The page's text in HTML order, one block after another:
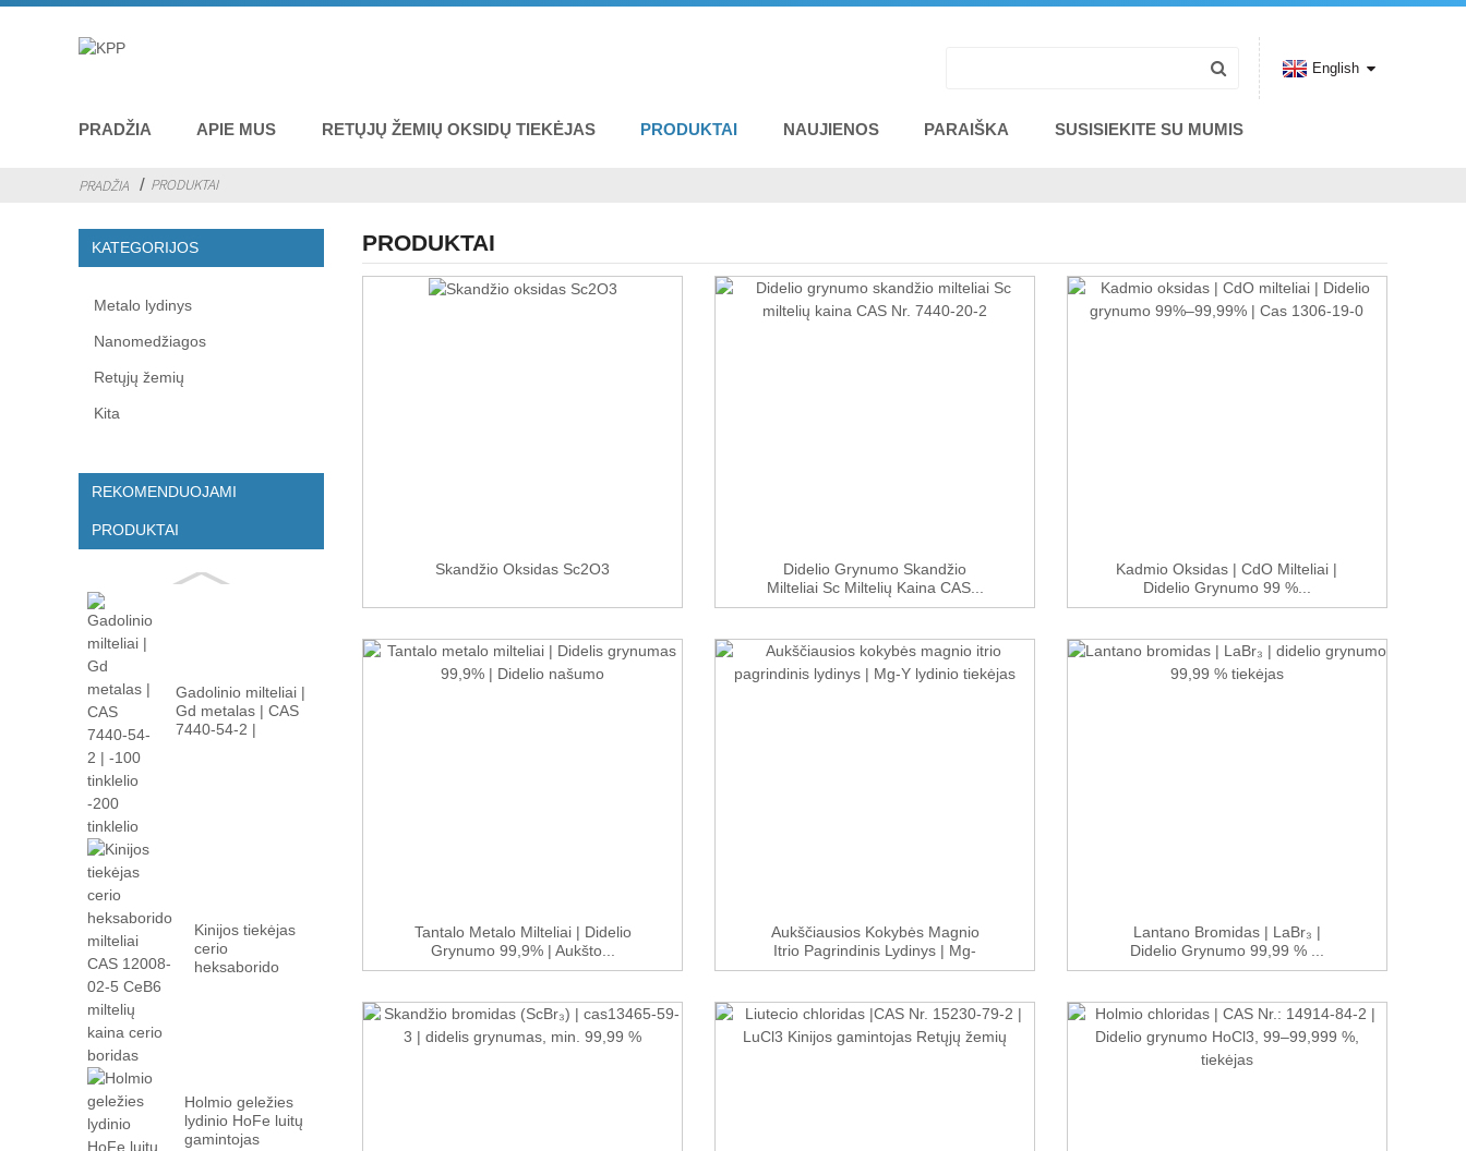
PRADŽIA APIE MUS RETŲJŲ ŽEMIŲ OKSIDŲ TIEKĖJAS PRODUKTAI NAUJIENOS PARAIŠKA SUSISIEKITE SU MUMIS
English
PRADŽIA PRODUKTAI
KATEGORIJOS
Metalo lydinys
Nanomedžiagos
Retųjų žemių
Kita
REKOMENDUOJAMI
PRODUKTAI
Gadolinio milteliai |
Gd metalas | CAS
7440-54-2 |
Kinijos tiekėjas
cerio
heksaborido
Holmio geležies
lydinio HoFe luitų
gamintojas
PRODUKTAI
Skandžio Oksidas Sc2O3
Didelio Grynumo Skandžio
Milteliai Sc Miltelių Kaina CAS...
Kadmio Oksidas | CdO Milteliai |
Didelio Grynumo 99 %...
Tantalo Metalo Milteliai | Didelio
Grynumo 99,9% | Aukšto...
Aukščiausios Kokybės Magnio
Itrio Pagrindinis Lydinys | Mg-
Y...
Lantano Bromidas | LaBr₃ |
Didelio Grynumo 99,99 % ...